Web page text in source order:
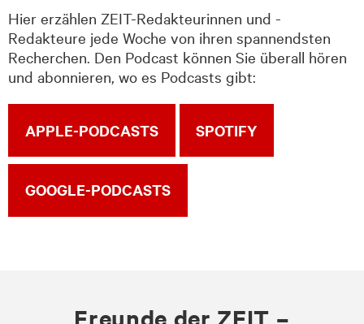
Hier erzählen ZEIT-Redakteurinnen und -
Redakteure jede Woche von ihren spannendsten
Recherchen. Den Podcast können Sie überall hören
und abonnieren, wo es Podcasts gibt:
APPLE-PODCASTS SPOTIFY
GOOGLE-PODCASTS
Freunde der ZEIT –